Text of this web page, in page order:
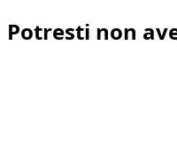
Potresti non